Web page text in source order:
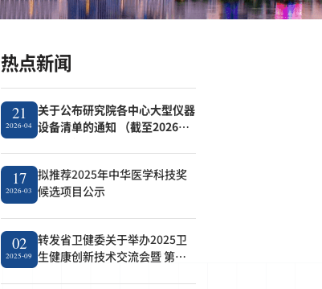
热点新闻
21
2026-04
关于公布研究院各中心大型仪器
设备清单的通知 （截至2026年4
17
2026-03
拟推荐2025年中华医学科技奖
候选项目公示
02
2025-09
转发省卫健委关于举办2025卫
生健康创新技术交流会暨 第七